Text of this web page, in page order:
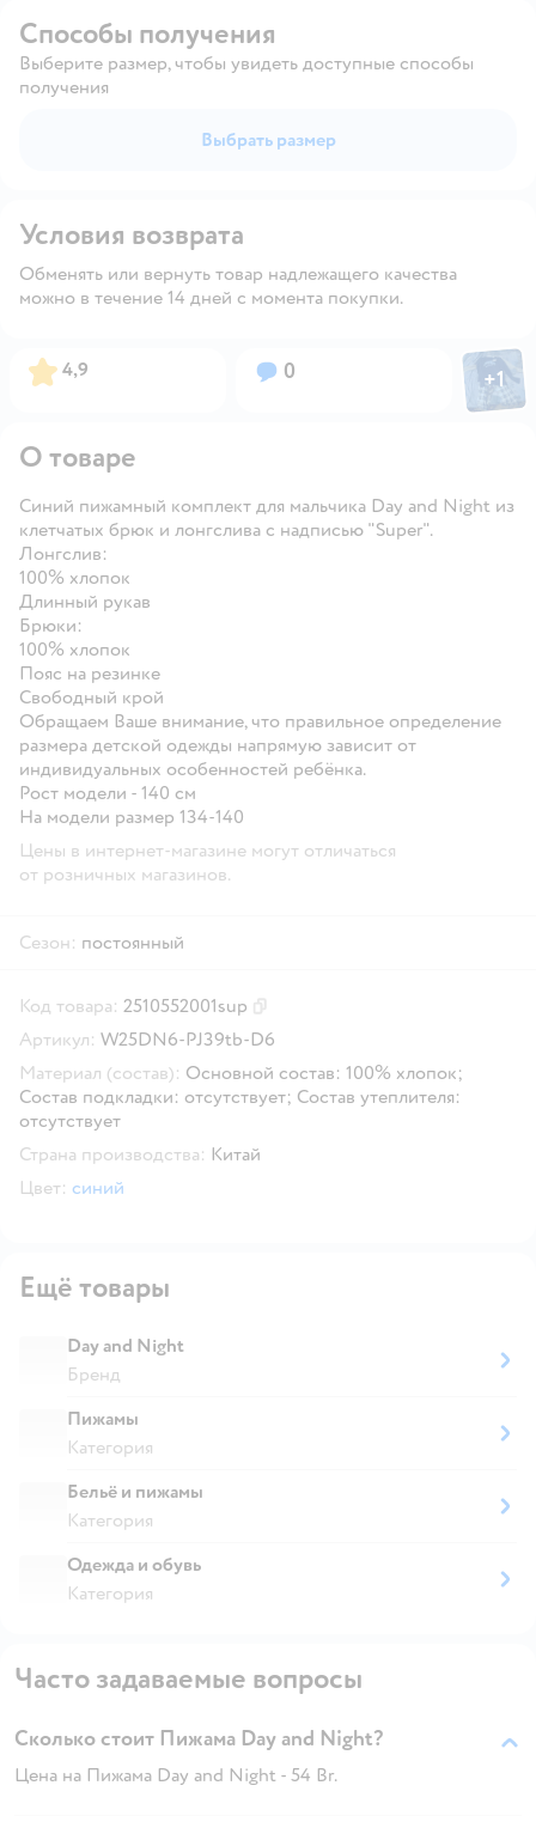
Способы получения
Выберите размер, чтобы увидеть доступные способы
получения
Выбрать размер
Условия возврата
Обменять или вернуть товар надлежащего качества
можно в течение 14 дней с момента покупки.
Рейтинг:
4,9 Вопросов:
0 Фото
+1
О товаре
Синий пижамный комплект для мальчика Day and Night из
клетчатых брюк и лонгслива с надписью "Super".
Лонгслив:
100% хлопок
Длинный рукав
Брюки:
100% хлопок
Пояс на резинке
Свободный крой
Обращаем Ваше внимание, что правильное определение
размера детской одежды напрямую зависит от
индивидуальных особенностей ребёнка.
Рост модели - 140 см
На модели размер 134-140
Цены в интернет-магазине могут отличаться
от розничных магазинов.
Сезон: постоянный
Код товара: 2510552001sup
Артикул: W25DN6-PJ39tb-D6
Материал (состав): Основной состав: 100% хлопок;
Состав подкладки: отсутствует; Состав утеплителя:
отсутствует
Страна производства: Китай
Цвет: синий
Ещё товары
Day and Night
Бренд
Пижамы
Категория
Бельё и пижамы
Категория
Одежда и обувь
Категория
Часто задаваемые вопросы
Сколько стоит Пижама Day and Night?
Цена на Пижама Day and Night - 54 Br.